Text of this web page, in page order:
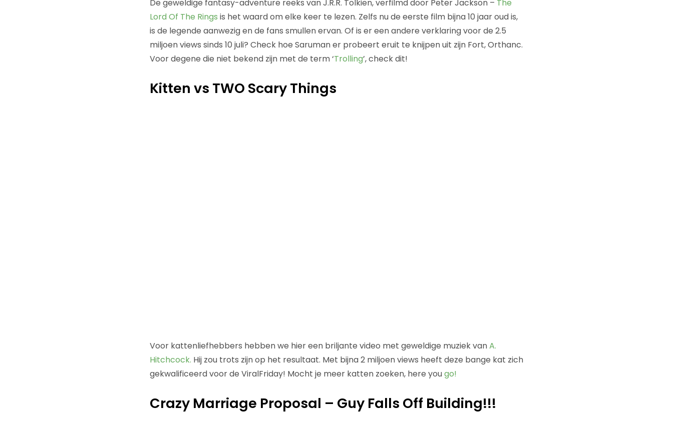
De geweldige fantasy-adventure reeks van J.R.R. Tolkien, verfilmd door Peter Jackson – The
Lord Of The Rings is het waard om elke keer te lezen. Zelfs nu de eerste film bijna 10 jaar oud is,
is de legende aanwezig en de fans smullen ervan. Of is er een andere verklaring voor de 2.5
miljoen views sinds 10 juli? Check hoe Saruman er probeert eruit te knijpen uit zijn Fort, Orthanc.
Voor degene die niet bekend zijn met de term ‘Trolling’, check dit!
Kitten vs TWO Scary Things
Voor kattenliefhebbers hebben we hier een briljante video met geweldige muziek vanA.
Hitchcock. Hij zou trots zijn op het resultaat. Met bijna 2 miljoen views heeft deze bange kat zich
gekwalificeerd voor de ViralFriday! Mocht je meer katten zoeken, here yougo!
Crazy Marriage Proposal – Guy Falls Off Building!!!